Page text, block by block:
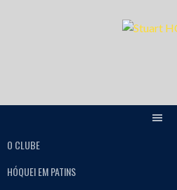
O CLUBE
HÓQUEI EM PATINS